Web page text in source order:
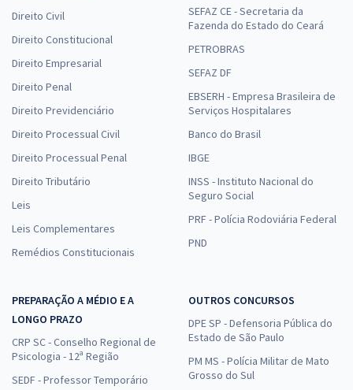
Direito Civil
Direito Constitucional
Direito Empresarial
Direito Penal
Direito Previdenciário
Direito Processual Civil
Direito Processual Penal
Direito Tributário
Leis
Leis Complementares
Remédios Constitucionais
SEFAZ CE - Secretaria da
Fazenda do Estado do Ceará
PETROBRAS
SEFAZ DF
EBSERH - Empresa Brasileira de
Serviços Hospitalares
Banco do Brasil
IBGE
INSS - Instituto Nacional do
Seguro Social
PRF - Polícia Rodoviária Federal
PND
PREPARAÇÃO A MÉDIO E A
LONGO PRAZO
CRP SC - Conselho Regional de
Psicologia - 12ª Região
SEDF - Professor Temporário
OUTROS CONCURSOS
DPE SP - Defensoria Pública do
Estado de São Paulo
PM MS - Polícia Militar de Mato
Grosso do Sul